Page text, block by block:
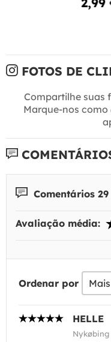
FOTOS DE
Compartilhe suas
Marque-nos como
Comentários 29
Avaliação média:
Ordenar por
HELLE